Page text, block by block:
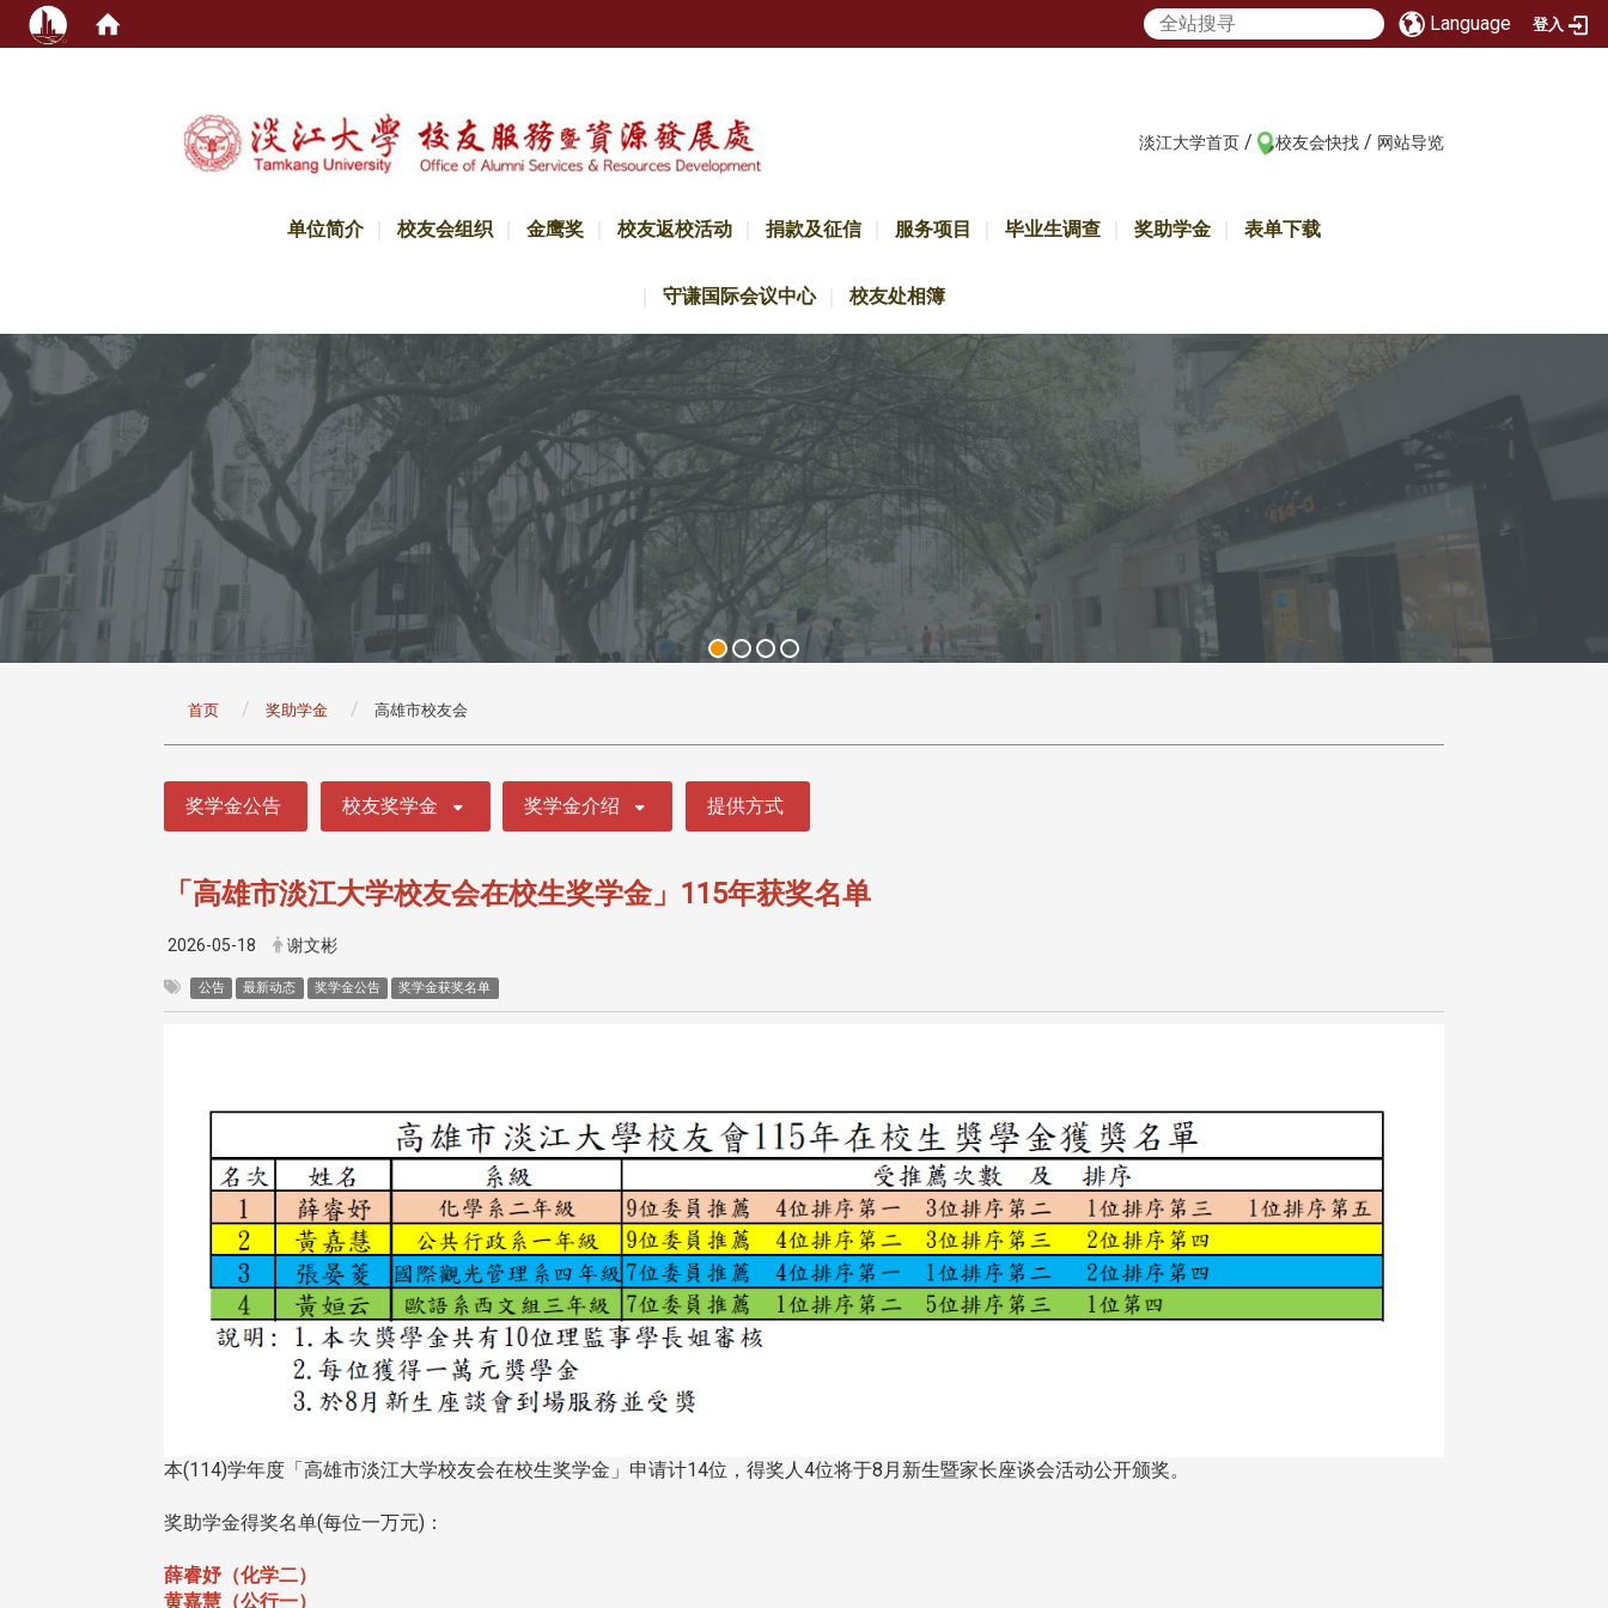
Language 登入
淡江大学首页 / 校友会快找 / 网站导览
单位简介 校友会组织 金鹰奖 校友返校活动 捐款及征信 服务项目 毕业生调查 奖助学金 表单下载
守谦国际会议中心 校友处相簿
首页 奖助学金 高雄市校友会
奖学金公告 校友奖学金 奖学金介绍 提供方式
「高雄市淡江大学校友会在校生奖学金」115年获奖名单
2026-05-18 谢文彬
公告 最新动态 奖学金公告 奖学金获奖名单
本(114)学年度「高雄市淡江大学校友会在校生奖学金」申请计14位，得奖人4位将于8月新生暨家长座谈会活动公开颁奖。
奖助学金得奖名单(每位一万元)：
薛睿妤（化学二）
黄嘉慧（公行一）